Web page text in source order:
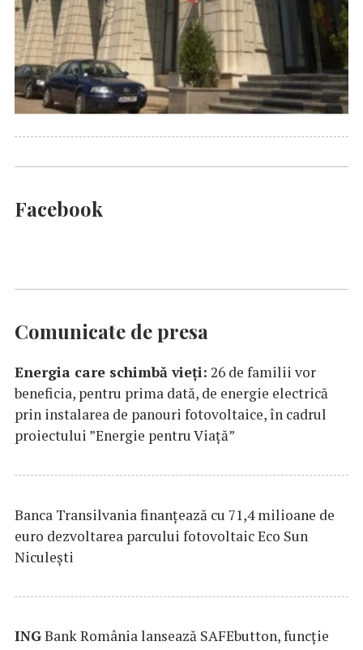
Facebook
Comunicate de presa
Energia care schimbă vieți: 26 de familii vor
beneficia, pentru prima dată, de energie electrică
prin instalarea de panouri fotovoltaice, în cadrul
proiectului ”Energie pentru Viață”
Banca Transilvania finanțează cu 71,4 milioane de
euro dezvoltarea parcului fotovoltaic Eco Sun
Niculești
INGBank România lansează SAFEbutton, funcţie